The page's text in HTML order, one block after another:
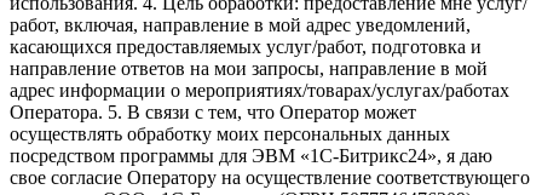
работ, включая, направление в мой адрес уведомлений,
касающихся предоставляемых услуг/работ, подготовка и
направление ответов на мои запросы, направление в мой
адрес информации о мероприятиях/товарах/услугах/работах
Оператора. 5. В связи с тем, что Оператор может
осуществлять обработку моих персональных данных
посредством программы для ЭВМ «1С-Битрикс24», я даю
свое согласие Оператору на осуществление соответствующего